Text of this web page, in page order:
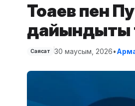
Тоқаев пен
дайындықты
Саясат 30 маусым, 2026•